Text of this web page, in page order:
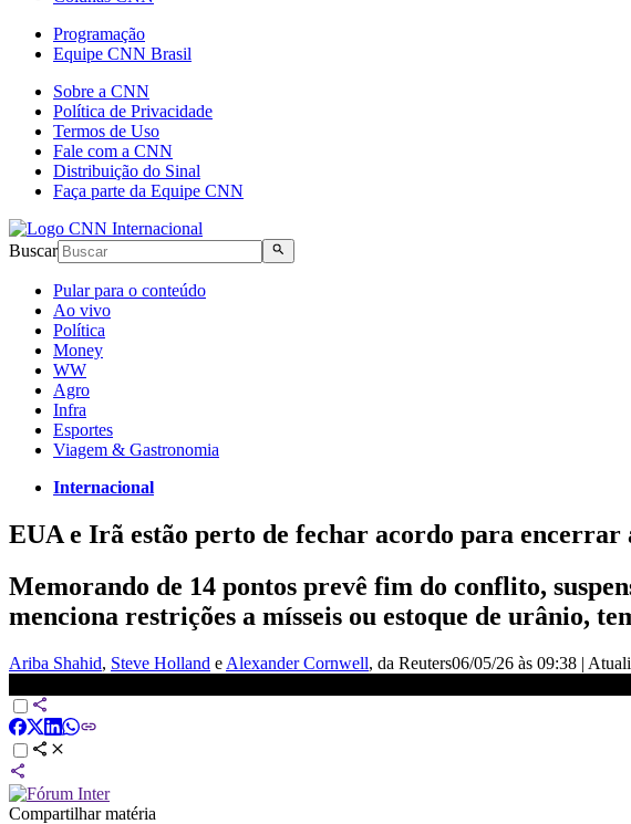
Programação
Equipe CNN Brasil
Sobre a CNN
Política de Privacidade
Termos de Uso
Fale com a CNN
Distribuição do Sinal
Faça parte da Equipe CNN
Buscar
Pular para o conteúdo
Ao vivo
Política
Money
WW
Agro
Infra
Esportes
Viagem & Gastronomia
Internacional
EUA e Irã estão perto de fechar acordo para encerrar
Memorando de 14 pontos prevê fim do conflito,
menciona restrições a mísseis ou estoque de urânio,
Ariba Shahid, Steve Holland e Alexander Cornwell, da Reuters06/05/26 às 09:38 |
Compartilhar matéria